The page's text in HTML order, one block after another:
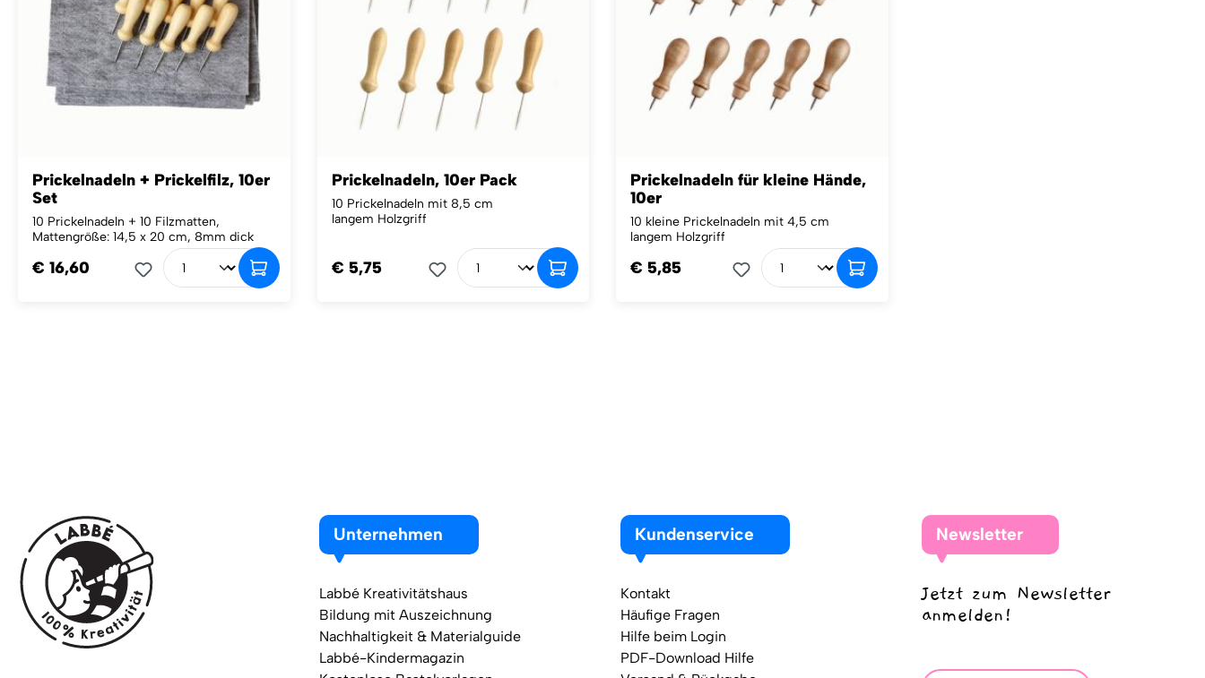
Prickelnadeln + Prickelfilz, 10er
Set
10 Prickelnadeln + 10 Filzmatten,
Mattengröße: 14,5 x 20 cm, 8mm dick
€ 16,60
Prickelnadeln, 10er Pack
10 Prickelnadeln mit 8,5 cm
langem Holzgriff
€ 5,75
Prickelnadeln für kleine Hände,
10er
10 kleine Prickelnadeln mit 4,5 cm
langem Holzgriff
€ 5,85
Unternehmen
Labbé Kreativitätshaus
Bildung mit Auszeichnung
Nachhaltigkeit & Materialguide
Labbé-Kindermagazin
Kundenservice
Kontakt
Häufige Fragen
Hilfe beim Login
PDF-Download Hilfe
Newsletter
Jetzt zum Newsletter
anmelden!